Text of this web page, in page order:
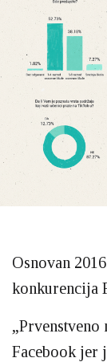
Osnovan
konkurencija
Facebook jer